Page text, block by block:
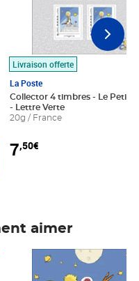
au panier
Livraison offerte
La Poste
Collector 4 timbres - Le Petit
- Lettre Verte
20g / France
7,50€
aimer
Prix 7,50€